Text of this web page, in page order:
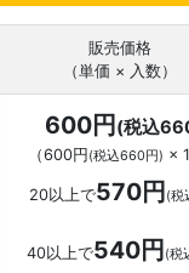
販売価格
（単価 × 入数）
600円 (税込
（600円 (税込660円) × 1
20以上で570円 (税
40以上で540円 (税